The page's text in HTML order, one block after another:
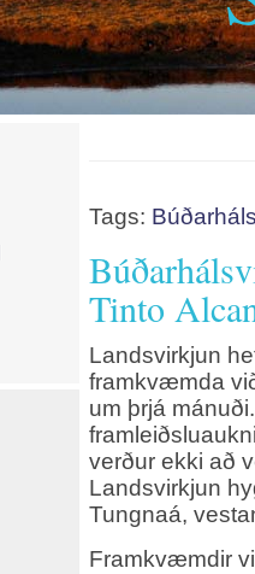
Tags:
Tinto
Landsvirkjun
framkvæmda
um þrjá
verður ekki að
Landsvirkjun
Tungnaá,
Framkvæmdir